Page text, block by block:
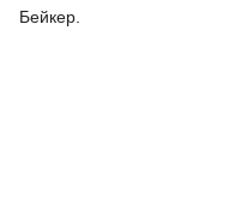
Бейкер.